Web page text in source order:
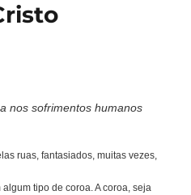
nos sofrimentos humanos
ruas, fantasiados, muitas vezes,
tipo de coroa. A coroa, seja